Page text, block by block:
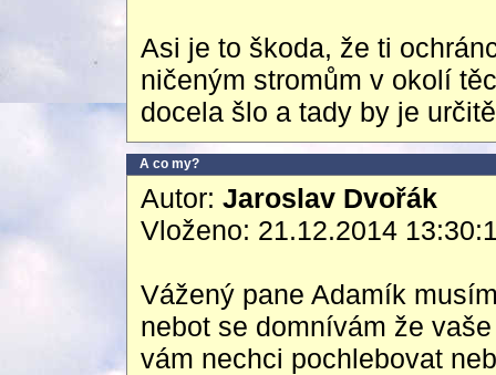
Asi je to škoda, že ti
ničeným stromům v okolí
docela šlo a tady by je
A co my?
Autor: Jaroslav Dvořák
Vloženo: 21.12.2014
Vážený pane Adamík
nebot se domnívám že
vám nechci pochlebovat